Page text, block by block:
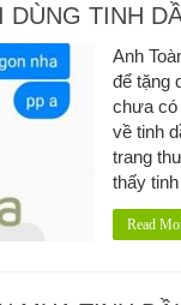
TINH
Anh
để tặng
chưa có
về tinh
trang
thấy
Read